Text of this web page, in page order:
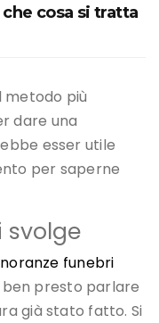
cosa si tratta
metodo più
dare una
esser utile
per saperne
svolge
funebri
presto parlare
già stato fatto. Si